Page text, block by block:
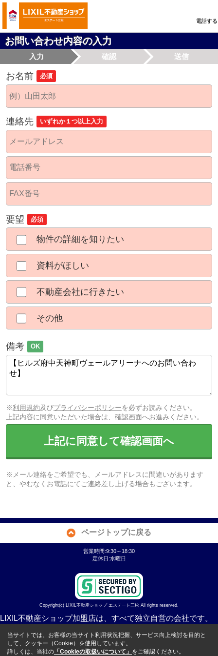
電話する
お問い合わせ内容の入力
入力 確認 送信
お名前 必須
連絡先 いずれか１つ以上入力
要望 必須
物件の詳細を知りたい
資料がほしい
不動産会社に行きたい
その他
備考 OK
※利用規約及びプライバシーポリシーを必ずお読みください。
上記内容に同意いただいた場合は、確認画面へお進みください。
上記に同意して確認画面へ
※メール連絡をご希望でも、メールアドレスに間違いがあります
と、やむなくお電話にてご連絡差し上げる場合もございます。
ページトップに戻る
営業時間:9:30～18:30
定休日:水曜日
Copyright(c) LIXIL不動産ショップ エステート三松 All rights reserved.
LIXIL不動産ショップ加盟店は、すべて独立自営の会社です。
当サイトでは、お客様の当サイト利用状況把握、サービス向上検討を目的と
して、クッキー（Cookie）を使用しています。
詳しくは、当社の 「Cookieの取扱いについて」 をご確認ください。